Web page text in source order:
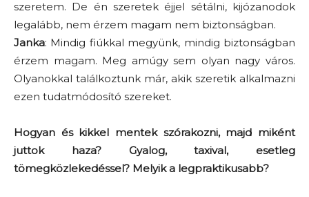
szeretem. De én szeretek éjjel sétálni, kijózanodok
legalább, nem érzem magam nem biztonságban.
Janka: Mindig fiúkkal megyünk, mindig biztonságban
érzem magam. Meg amúgy sem olyan nagy város.
Olyanokkal találkoztunk már, akik szeretik alkalmazni
ezen tudatmódosító szereket.
Hogyan és kikkel mentek szórakozni, majd miként
juttok haza? Gyalog, taxival, esetleg
tömegközlekedéssel? Melyik a legpraktikusabb?